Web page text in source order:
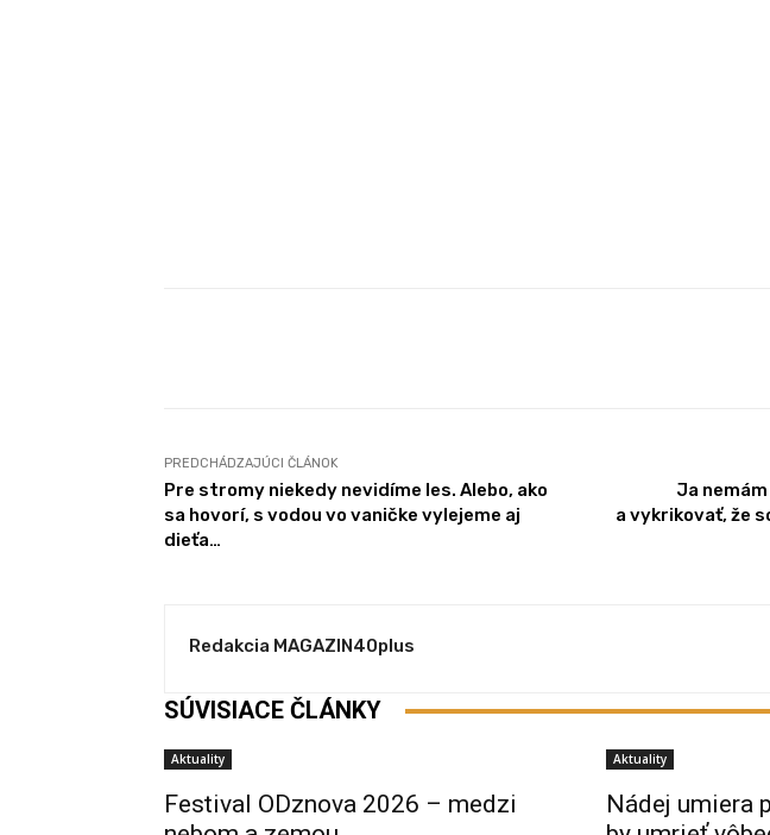
PREDCHÁDZAJÚCI ČLÁNOK
Pre stromy niekedy nevidíme les. Alebo, ako
sa hovorí, s vodou vo vaničke vylejeme aj
dieťa…
Ja
a vykrikovať, že
Redakcia MAGAZIN40plus
SÚVISIACE ČLÁNKY
Aktuality
Festival ODznova 2026 – medzi
Aktuality
Nádej umiera